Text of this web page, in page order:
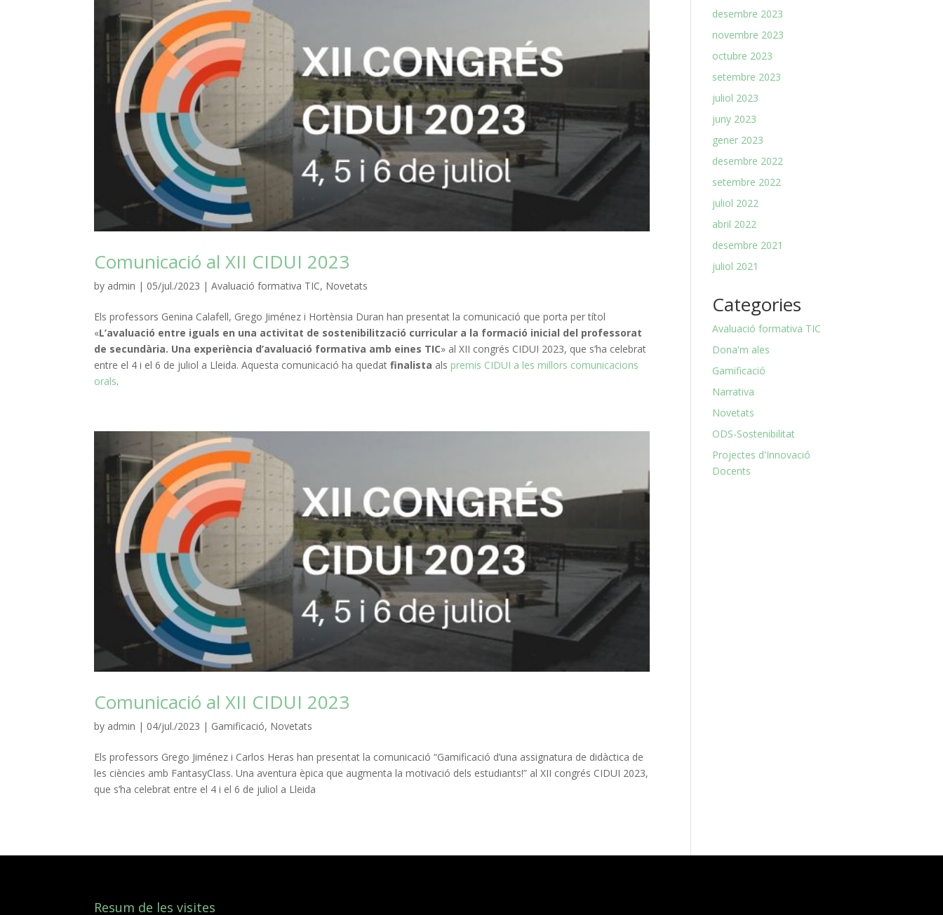
Comunicació al XII CIDUI 2023
by admin | 05/jul./2023 |Avaluació formativa TIC, Novetats
Els professors Genina Calafell, Grego Jiménez i Hortènsia Duran han presentat la comunicació que porta per títol
«L’avaluació entre iguals en una activitat de sostenibilització curricular a la formació inicial del professorat
de secundària. Una experiència d’avaluació formativa amb eines TIC» al XII congrés CIDUI 2023, que s’ha celebrat
entre el 4 i el 6 de juliol a Lleida. Aquesta comunicació ha quedatfinalista als premis CIDUI a les millors comunicacions
orals.
Comunicació al XII CIDUI 2023
by admin | 04/jul./2023 | Gamificació, Novetats
Els professors Grego Jiménez i Carlos Heras han presentat la comunicació “Gamificació d’una assignatura de didàctica de
les ciències amb FantasyClass. Una aventura èpica que augmenta la motivació dels estudiants!” al XII congrés CIDUI 2023,
que s’ha celebrat entre el 4 i el 6 de juliol a Lleida
desembre 2023
novembre 2023
octubre 2023
setembre 2023
juliol 2023
juny 2023
gener 2023
desembre 2022
setembre 2022
juliol 2022
abril 2022
desembre 2021
juliol 2021
Categories
Avaluació formativa TIC
Dona'm ales
Gamificació
Narrativa
Novetats
ODS-Sostenibilitat
Projectes d'Innovació
Docents
Resum de les visites